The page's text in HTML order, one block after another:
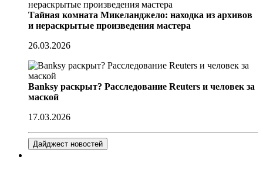
Тайная комната Микеланджело: находка из архивов
и нераскрытые произведения мастера
26.03.2026
Banksy раскрыт? Расследование Reuters и человек за
маской
17.03.2026
Дайджест новостей